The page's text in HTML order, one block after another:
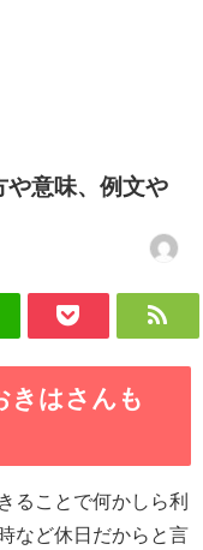
や意味、例文や
きはさんも
ることで何かしら利
など休日だからと言